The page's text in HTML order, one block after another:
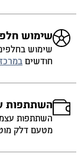
שימוש
חודשיםבמרכזי
השתתפות
השתתפות
מטעם דלק